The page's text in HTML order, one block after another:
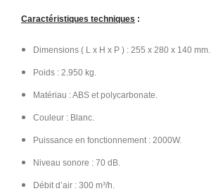
Caractéristiques techniques :
Dimensions ( L x H x P ) : 255 x 280 x 140 mm.
Poids : 2.950 kg.
Matériau : ABS et polycarbonate.
Couleur : Blanc.
Puissance en fonctionnement : 2000W.
Niveau sonore : 70 dB.
Débit d’air : 300 m³/h.